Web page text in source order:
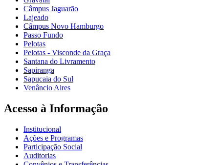
Câmpus Jaguarão
Lajeado
Câmpus Novo Hamburgo
Passo Fundo
Pelotas
Pelotas - Visconde da Graça
Santana do Livramento
Sapiranga
Sapucaia do Sul
Venâncio Aires
Acesso à Informação
Institucional
Ações e Programas
Participação Social
Auditorias